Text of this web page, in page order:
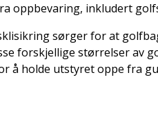
oppbevaring, inkludert
sørger for at
forskjellige størrelser av
å holde utstyret oppe fra